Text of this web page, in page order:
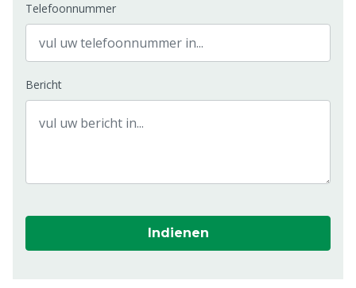
Telefoonnummer
Bericht
Indienen